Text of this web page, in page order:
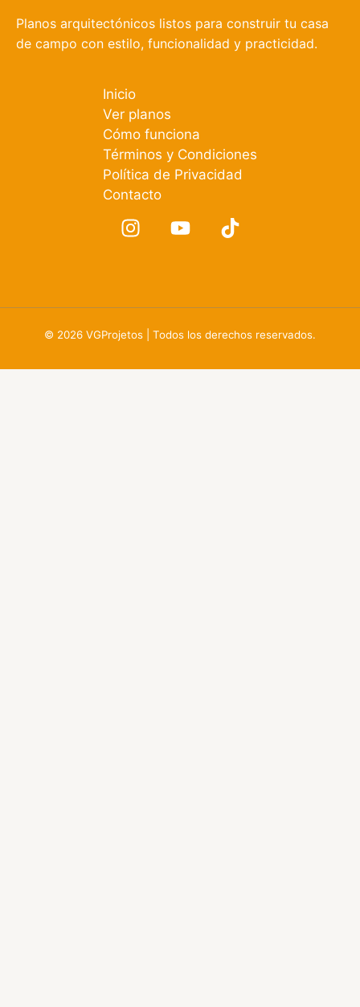
Planos arquitectónicos listos para construir tu casa
de campo con estilo, funcionalidad y practicidad.
Inicio
Ver planos
Cómo funciona
Términos y Condiciones
Política de Privacidad
Contacto
© 2026 VGProjetos | Todos los derechos reservados.